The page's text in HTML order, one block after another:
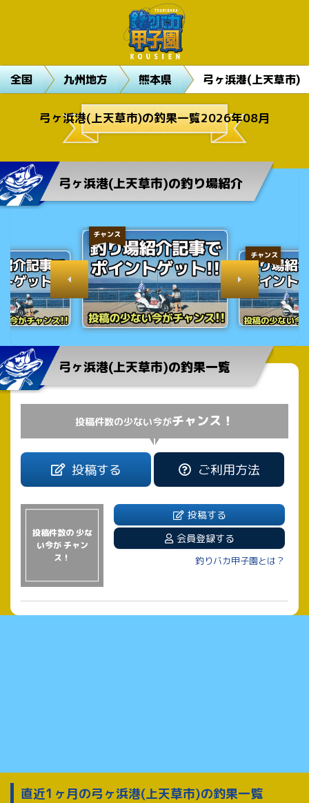
全国 九州地方 熊本県 弓ヶ浜港(上天草市)
弓ヶ浜港(上天草市)の釣果一覧2026年08月
弓ヶ浜港(上天草市)の釣り場紹介
チャンス
チャンス
弓ヶ浜港(上天草市)の釣果一覧
投稿件数の少ない今がチャンス！
投稿する ご利用方法
投稿件数の 少な
い今が チャン
ス！
投稿する
会員登録する
釣りバカ甲子園とは？
直近1ヶ月の弓ヶ浜港(上天草市)の釣果一覧